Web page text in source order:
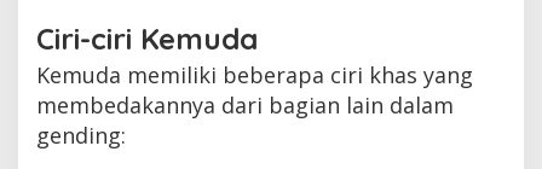
Ciri-ciri Kemuda
Kemuda memiliki beberapa ciri khas yang
membedakannya dari bagian lain dalam
gending: